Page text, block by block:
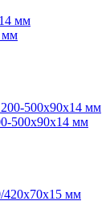
мм
500х90х14 мм